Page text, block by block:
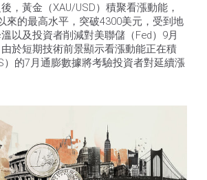
，黃金（XAU/USD）積聚看漲動能，
來的最高水平，突破4300美元，受到地
以及投資者削減對美聯儲（Fed）9月
於短期技術前景顯示看漲動能正在積
）的7月通膨數據將考驗投資者對延續漲